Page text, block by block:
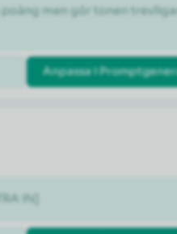
men gör tonen
Anpassa i
IN]